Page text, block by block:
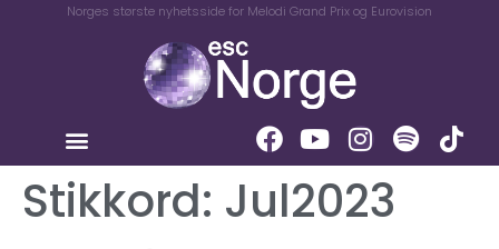
Norges største nyhetsside for Melodi Grand Prix og Eurovision
Stikkord: Jul2023